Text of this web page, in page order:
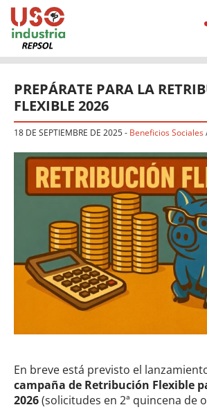
Skip to main content
PREPÁRATE PARA LA
FLEXIBLE 2026
18 DE SEPTIEMBRE DE 2025- Beneficios Sociales
En breve está previsto el
campaña de Retribución Flexible
2026(solicitudes en 2ª quincena de